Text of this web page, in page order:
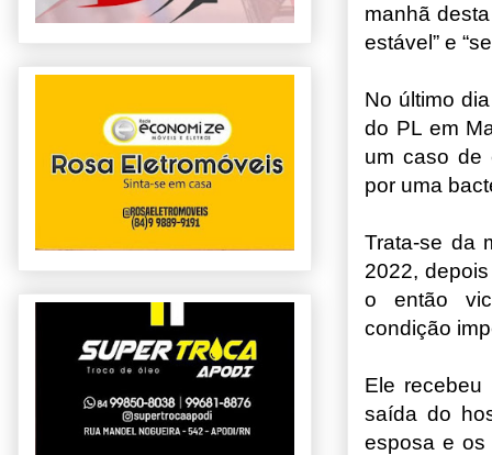
manhã
estável” e
No último
do PL em
um caso de
por uma
Trata-se da
2022,
o então
condição
Ele
saída do
esposa e os